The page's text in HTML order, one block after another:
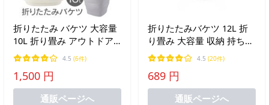
折りたたみ バケツ 大容量
10L 折り畳み アウトドア
キャンプ 洗車 ガーデニン
グ 掃除 釣り シリコン 桶
丈夫 軽量 送料無料- 80S◇
10LバケツF
4.5 (6件)
1,500 円
通販ページへ
折りたたみバケツ 12L 折
り畳み 大容量 収納 持ち運
び便利 防水 釣り アウトド
ア キャンプ 花火 洗車 ブ
ラック ((S
4.5 (20件)
689 円
通販ページへ